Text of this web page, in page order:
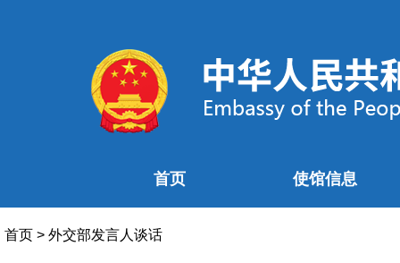
首页 使馆信息
首页 > 外交部发言人谈话